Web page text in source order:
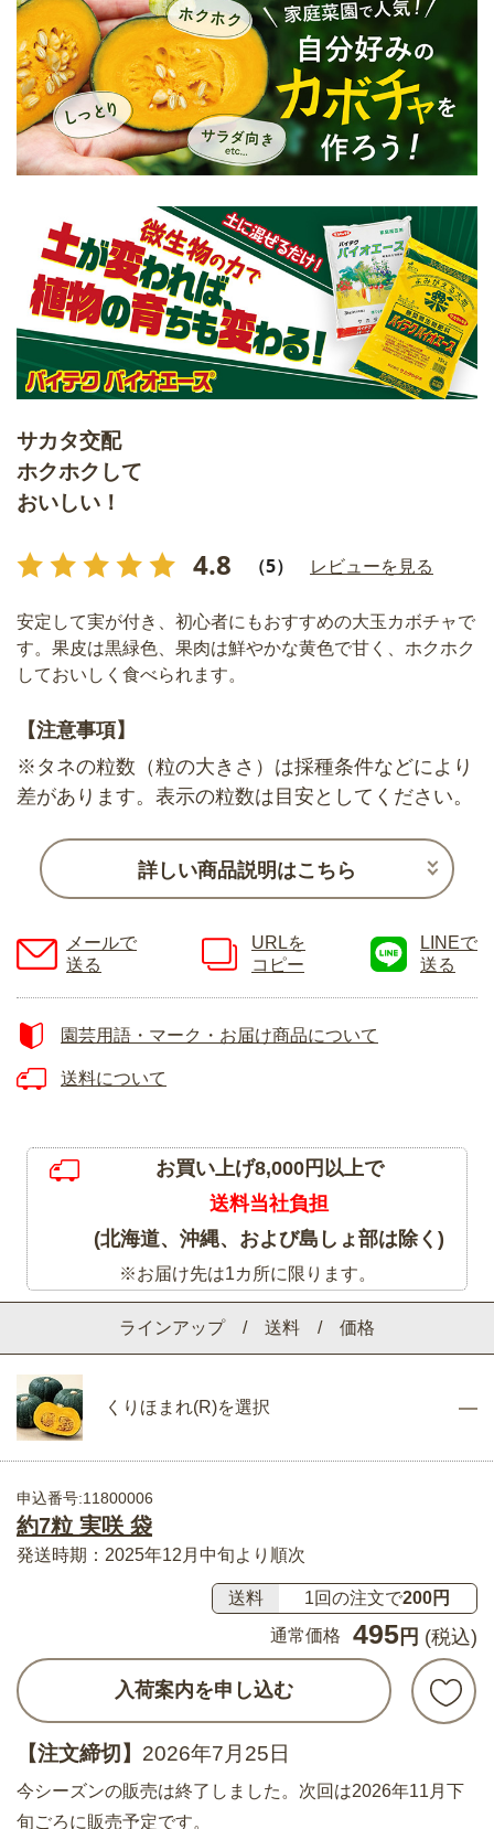
サカタ交配
ホクホクして
おいしい！
4.8 （5） レビューを見る
ラインアップ / 送料 / 価格
くりほまれ(R)を選択
申込番号:11800006
約7粒 実咲 袋
発送時期：2025年12月中旬より順次
送料 1回の注文で200円
通常価格
495 円 (税込)
入荷案内を申し込む
【注文締切】 2026年7月25日
今シーズンの販売は終了しました。次回は2026年11月下
旬ごろに販売予定です。
安定して実が付き、初心者にもおすすめの大玉カボチャで
す。果皮は黒緑色、果肉は鮮やかな黄色で甘く、ホクホク
しておいしく食べられます。
【注意事項】
※タネの粒数（粒の大きさ）は採種条件などにより
差があります。表示の粒数は目安としてください。
詳しい商品説明はこちら
メールで
送る
URLを
コピー
LINEで
送る
園芸用語・マーク・お届け商品について
送料について
お買い上げ8,000円以上で
送料当社負担
(北海道、沖縄、および島しょ部は除く)
※お届け先は1カ所に限ります。